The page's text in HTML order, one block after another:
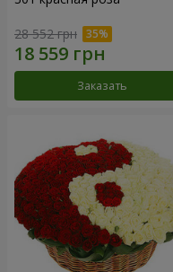
28 552 грн
Заказать